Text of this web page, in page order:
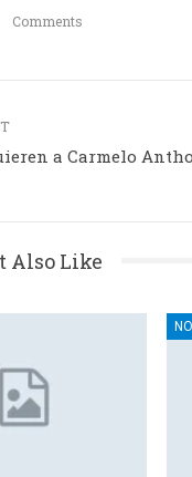
Comments
a Carmelo
Also Like